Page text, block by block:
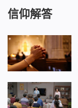
信仰解答